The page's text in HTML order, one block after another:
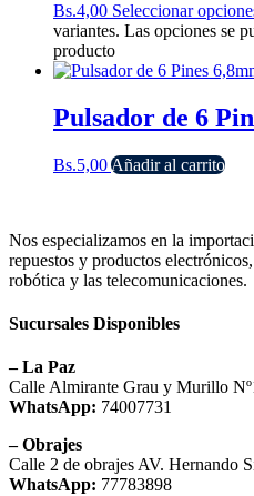
Bs.4,00 Seleccionar
variantes. Las opciones se
producto
Pulsador de 6
Bs.5,00Añadir al carrito
Nos especializamos en la
repuestos y productos
robótica y las telecomunicaciones.
Sucursales Disponibles
– La Paz
Calle Almirante Grau y Murillo
WhatsApp: 74007731
– Obrajes
Calle 2 de obrajes AV. Hernando
WhatsApp: 77783898